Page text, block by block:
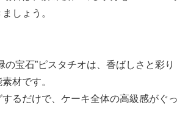
しょう。
の宝石”ピスタチオは、香ばしさと彩り
材です。
るだけで、ケーキ全体の高級感がぐっ